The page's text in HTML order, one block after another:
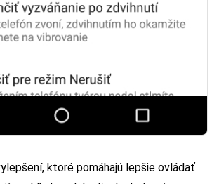
ktoré pomáhajú lepšie ovládať